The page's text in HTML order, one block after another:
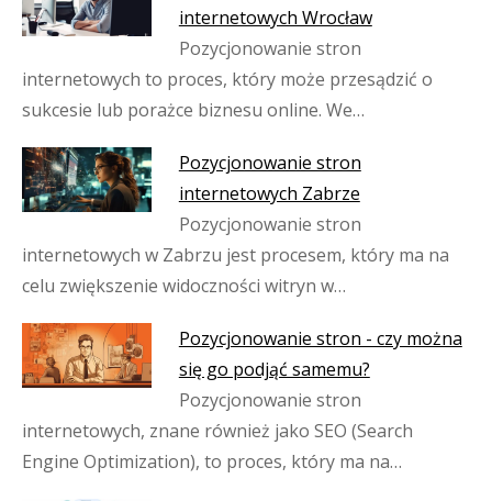
internetowych Wrocław
Pozycjonowanie stron
internetowych to proces, który może przesądzić o
sukcesie lub porażce biznesu online. We…
Pozycjonowanie stron
internetowych Zabrze
Pozycjonowanie stron
internetowych w Zabrzu jest procesem, który ma na
celu zwiększenie widoczności witryn w…
Pozycjonowanie stron - czy można
się go podjąć samemu?
Pozycjonowanie stron
internetowych, znane również jako SEO (Search
Engine Optimization), to proces, który ma na…